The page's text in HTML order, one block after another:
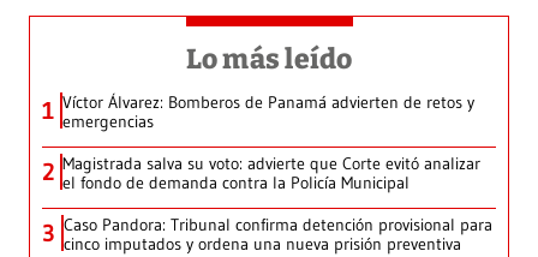
Lo más leído
1 Víctor Álvarez: Bomberos de Panamá advierten de retos y
emergencias
2 Magistrada salva su voto: advierte que Corte evitó analizar
el fondo de demanda contra la Policía Municipal
3 Caso Pandora: Tribunal confirma detención provisional para
cinco imputados y ordena una nueva prisión preventiva